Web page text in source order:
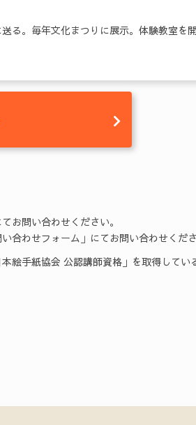
る。毎年文化まつりに展示。体験教室を
お問い合わせください。
わせフォーム」にてお問い合わせくださ
絵手紙協会 公認講師資格」を取得してい